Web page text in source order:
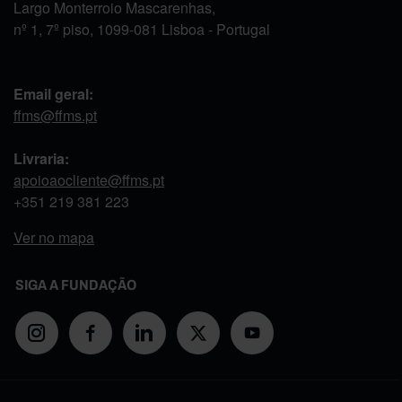
Largo Monterroio Mascarenhas,
nº 1, 7º piso, 1099-081 Lisboa - Portugal
Email geral:
ffms@ffms.pt
Livraria:
apoioaocliente@ffms.pt
+351 219 381 223
Ver no mapa
SIGA A FUNDAÇÃO